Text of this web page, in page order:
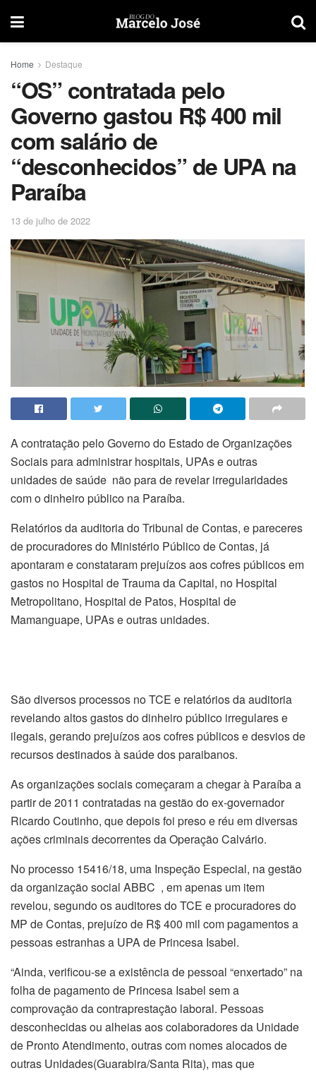
Home Destaque
“OS” contratada pelo
Governo gastou R$ 400 mil
com salário de
“desconhecidos” de UPA na
Paraíba
13 de julho de 2022
A contratação pelo Governo do Estado de Organizações
Sociais para administrar hospitais, UPAs e outras
unidades de saúde não para de revelar irregularidades
com o dinheiro público na Paraíba.
Relatórios da auditoria do Tribunal de Contas, e pareceres
de procuradores do Ministério Público de Contas, já
apontaram e constataram prejuízos aos cofres públicos em
gastos no Hospital de Trauma da Capital, no Hospital
Metropolitano, Hospital de Patos, Hospital de
Mamanguape, UPAs e outras unidades.
São diversos processos no TCE e relatórios da auditoria
revelando altos gastos do dinheiro público irregulares e
ilegais, gerando prejuízos aos cofres públicos e desvios de
recursos destinados à saúde dos paraibanos.
As organizações sociais começaram a chegar à Paraíba a
partir de 2011 contratadas na gestão do ex-governador
Ricardo Coutinho, que depois foi preso e réu em diversas
ações criminais decorrentes da Operação Calvário.
No processo 15416/18, uma Inspeção Especial, na gestão
da organização social ABBC , em apenas um item
revelou, segundo os auditores do TCE e procuradores do
MP de Contas, prejuízo de R$ 400 mil com pagamentos a
pessoas estranhas a UPA de Princesa Isabel.
“Ainda, verificou-se a existência de pessoal “enxertado” na
folha de pagamento de Princesa Isabel sem a
comprovação da contraprestação laboral. Pessoas
desconhecidas ou alheias aos colaboradores da Unidade
de Pronto Atendimento, outras com nomes alocados de
outras Unidades(Guarabira/Santa Rita), mas que